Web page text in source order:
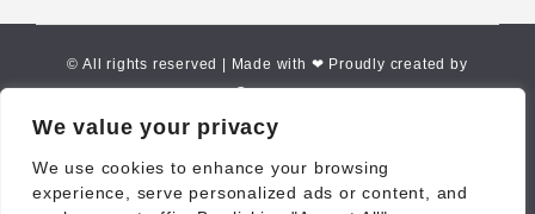
We value your privacy
We use cookies to enhance your browsing
experience, serve personalized ads or content, and
© All rights reserved | Made with ❤ Proudly created by
Corne.gr